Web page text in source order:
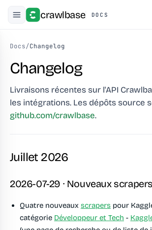
crawlbase DOCS
Docs/Changelog
Changelog
Livraisons récentes sur l'API
les intégrations. Les dépôts source
github.com/crawlbase.
Juillet 2026
2026-07-29 · Nouveaux
Quatre nouveaux scrapers pour
catégorie Développeur et Tech -